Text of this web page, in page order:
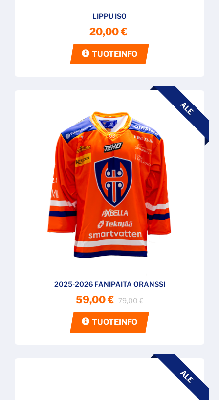
LIPPU ISO
20,00 €
TUOTEINFO
ALE
2025-2026 FANIPAITA ORANSSI
59,00 € 79,00 €
TUOTEINFO
ALE